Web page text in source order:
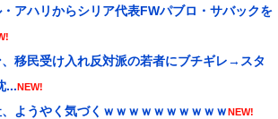
アハリからシリア代表FWパブロ・サバックを
、移民受け入れ反対派の若者にブチギレ→スタ
...NEW!
、ようやく気づくｗｗｗｗｗｗｗｗｗｗNEW!